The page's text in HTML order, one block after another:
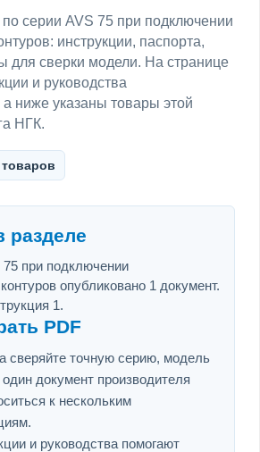
серии AVS 75 при подключении
инструкции, паспорта,
для сверки модели. На странице
и руководства
а ниже указаны товары этой
НГК.
товаров
разделе
при подключении
опубликовано 1 документ.
1.
PDF
сверяйте точную серию, модель
документ производителя
к нескольким
и руководства помогают